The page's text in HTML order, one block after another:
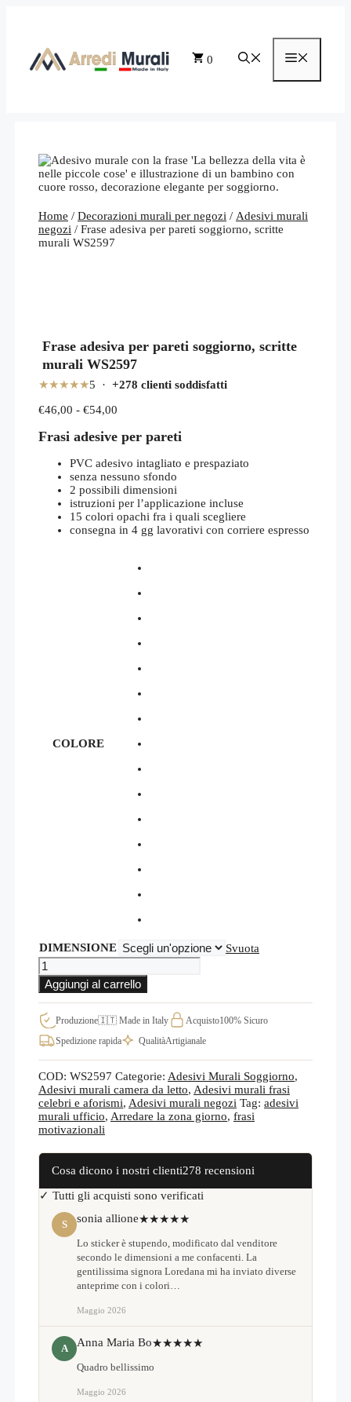
0
Home / Decorazioni murali per negozi / Adesivi murali
negozi / Frase adesiva per pareti soggiorno, scritte
murali WS2597
Frase adesiva per pareti soggiorno, scritte
murali WS2597
★★★★★5 · +278 clienti soddisfatti
€46,00 - €54,00
prezzo:
da
€46,00
a
€54,00
Frasi adesive per pareti
PVC adesivo intagliato e prespaziato
senza nessuno sfondo
2 possibili dimensioni
istruzioni per l’applicazione incluse
15 colori opachi fra i quali scegliere
consegna in 4 gg lavorativi con corriere espresso
COLORE
DIMENSIONE
Svuota
Frase
adesiva
per
pareti
soggiorno,
scritte
murali
Aggiungi al carrello
Produzione🇮🇹 Made in Italy Acquisto100% Sicuro
Spedizione rapida
QualitàArtigianale
COD: WS2597 Categorie: Adesivi Murali Soggiorno,
Adesivi murali camera da letto, Adesivi murali frasi
celebri e aforismi, Adesivi murali negozi Tag: adesivi
murali ufficio, Arredare la zona giorno, frasi
motivazionali
Cosa dicono i nostri clienti278 recensioni
✓ Tutti gli acquisti sono verificati
S sonia allione★★★★★
Lo sticker è stupendo, modificato dal venditore
secondo le dimensioni a me confacenti. La
gentilissima signora Loredana mi ha inviato diverse
anteprime con i colori…
Maggio 2026
A Anna Maria Bo★★★★★
Quadro bellissimo
Maggio 2026